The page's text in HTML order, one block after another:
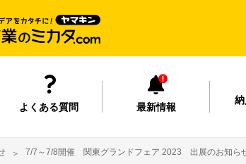
よくある質問 最新情報
7/7～7/8開催 関東グランドフェア 2023 出展のお知ら